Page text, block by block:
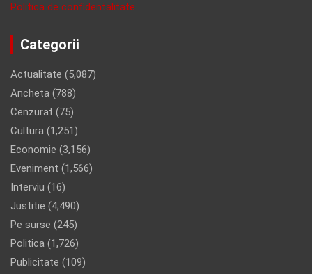
Politica de confidentalitate
Categorii
Actualitate (5,087)
Ancheta (788)
Cenzurat (75)
Cultura (1,251)
Economie (3,156)
Eveniment (1,566)
Interviu (16)
Justitie (4,490)
Pe surse (245)
Politica (1,726)
Publicitate (109)